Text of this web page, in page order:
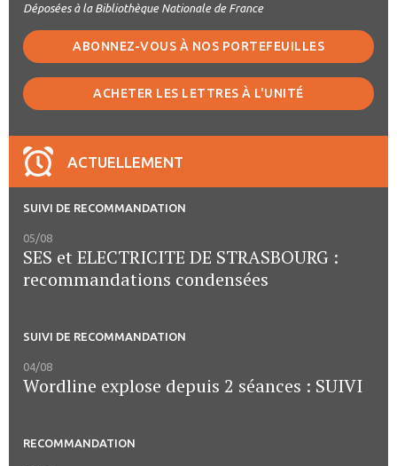
Déposées à la Bibliothèque Nationale de France
ABONNEZ-VOUS À NOS PORTEFEUILLES
ACHETER LES LETTRES À L'UNITÉ
ACTUELLEMENT
SUIVI DE RECOMMANDATION
05/08
SES et ELECTRICITE DE STRASBOURG :
recommandations condensées
SUIVI DE RECOMMANDATION
04/08
Wordline explose depuis 2 séances : SUIVI
RECOMMANDATION